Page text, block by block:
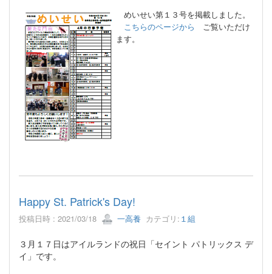
めいせい第１３号を掲載しました。
こちらのページから
ご覧いただけ
ます。
Happy St. Patrick's Day!
投稿日時 : 2021/03/18 一高養 カテゴリ: １組
３月１７日はアイルランドの祝日「セイント パトリックス デ
イ」です。